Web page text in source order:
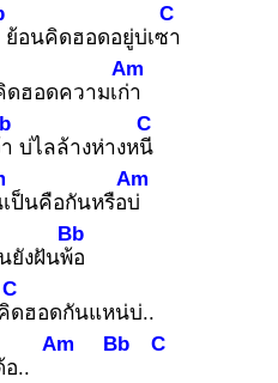
ย้อนคิดฮอดอยู่บ่เซา
C
ดฮอดความเก่า
Am
บ่ไลล้างห่างหนี
C
เป็นคือกันหรือบ่
Am
ยังฝันพ้อ
Bb
ด
C
ฮอดกันแหน่บ่..
ด้อ..
Am Bb C